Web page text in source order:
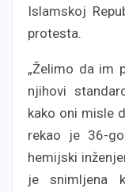
Islamskoj
protesta.
„Želimo da im
njihovi
kako oni misle
rekao je 36-
hemijski
je snimljena